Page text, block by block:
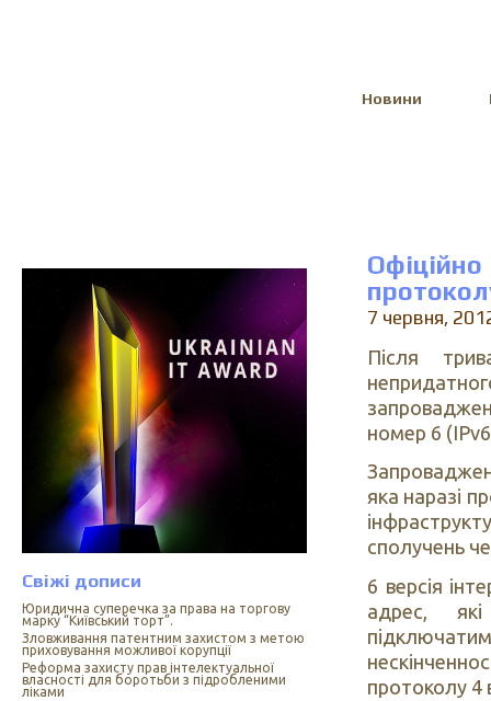
Новини
Свіжі дописи
Юридична суперечка за права на торгову
марку “Київський торт”.
Зловживання патентним захистом з метою
приховування можливої корупції
Реформа захисту прав інтелектуальної
власності для боротьби з підробленими
ліками
7 червня,
Після
номер 6
яка наразі
сполучень
6 версія
адрес,
протоколу 4